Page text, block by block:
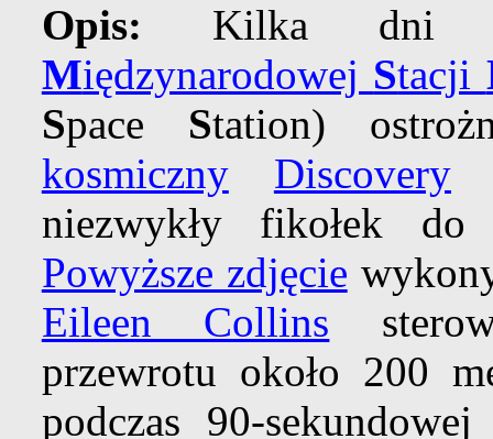
Opis: Kilka dni
Międzynarodowej Stacji
Space Station)
kosmiczny
Discovery
niezwykły fikołek
Powyższe zdjęcie
Eileen Collins
przewrotu około 200
podczas 90-